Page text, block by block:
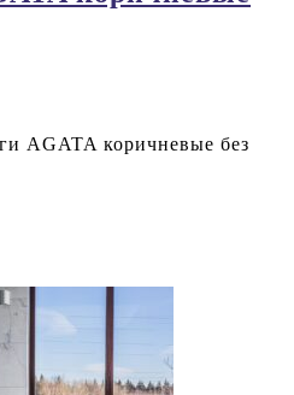
AGATA коричневые без